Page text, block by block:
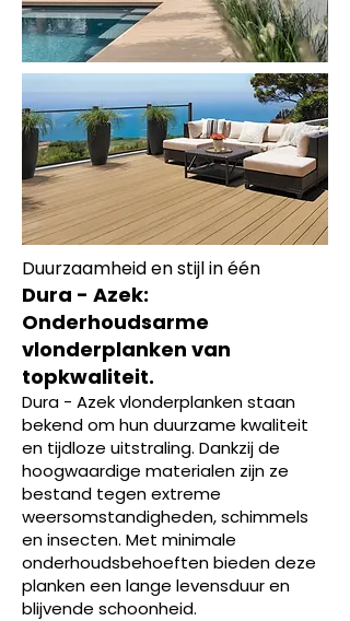
Duurzaamheid en stijl in één
Dura - Azek:
Onderhoudsarme
vlonderplanken van
topkwaliteit.
Dura - Azek vlonderplanken staan
bekend om hun duurzame kwaliteit
en tijdloze uitstraling. Dankzij de
hoogwaardige materialen zijn ze
bestand tegen extreme
weersomstandigheden, schimmels
en insecten. Met minimale
onderhoudsbehoeften bieden deze
planken een lange levensduur en
blijvende schoonheid.